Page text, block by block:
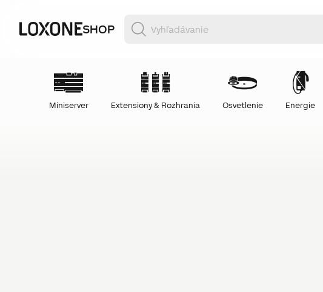
SHOP
Miniserver Extensiony & Rozhrania Osvetlenie Energie